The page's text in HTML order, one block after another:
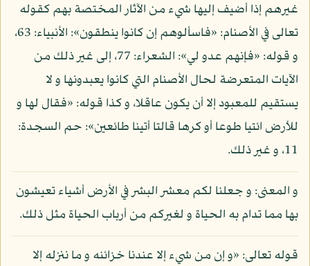
غيرهم إذا أضيف إليها شيء من الآثار المختصة بهم كقوله
تعالى في الأصنام: «فاسألوهم إن كانوا ينطقون»: الأنبياء: 63،
و قوله: «فإنهم عدو لي»: الشعراء: 77، إلى غير ذلك من
الآيات المتعرضة لحال الأصنام التي كانوا يعبدونها و لا
يستقيم للمعبود إلا أن يكون عاقلا، و كذا قوله: «فقال لها و
للأرض ائتيا طوعا أو كرها قالتا أتينا طائعين»: حم السجدة:
11، و غير ذلك.
و المعنى: و جعلنا لكم معشر البشر في الأرض أشياء تعيشون
بها مما تدام به الحياة و لغيركم من أرباب الحياة مثل ذلك.
قوله تعالى: «و إن من شيء إلا عندنا خزائنه و ما ننزله إلا